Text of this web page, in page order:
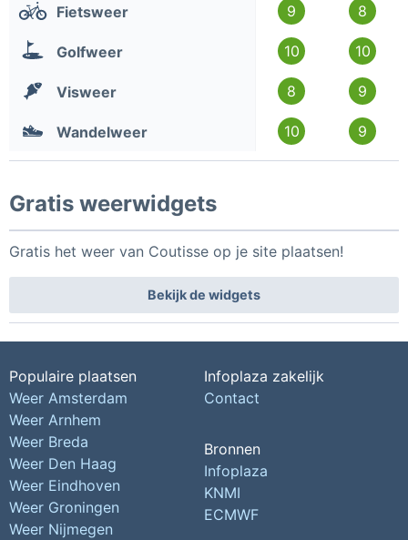
Fietsweer 9 8
Golfweer 10 10
Visweer 8 9
Wandelweer 10 9
Gratis weerwidgets
Gratis het weer van Coutisse op je site plaatsen!
Bekijk de widgets
Populaire plaatsen
Weer Amsterdam
Weer Arnhem
Weer Breda
Weer Den Haag
Weer Eindhoven
Weer Groningen
Weer Nijmegen
Infoplaza zakelijk
Contact
Bronnen
Infoplaza
KNMI
ECMWF